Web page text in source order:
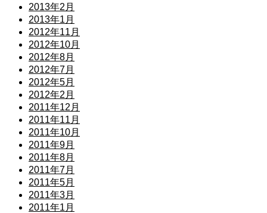
2013年2月
2013年1月
2012年11月
2012年10月
2012年8月
2012年7月
2012年5月
2012年2月
2011年12月
2011年11月
2011年10月
2011年9月
2011年8月
2011年7月
2011年5月
2011年3月
2011年1月